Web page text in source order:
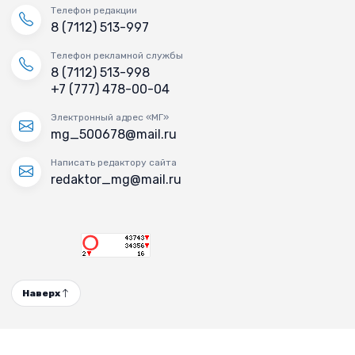
Телефон редакции
8 (7112) 513-997
Телефон рекламной службы
8 (7112) 513-998
+7 (777) 478-00-04
Электронный адрес «МГ»
mg_500678@mail.ru
Написать редактору сайта
redaktor_mg@mail.ru
Наверх